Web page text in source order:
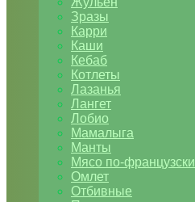
Зразы
Карри
Каши
Кебаб
Котлеты
Лазанья
Лангет
Лобио
Мамалыга
Манты
Мясо по-французски
Омлет
Отбивные